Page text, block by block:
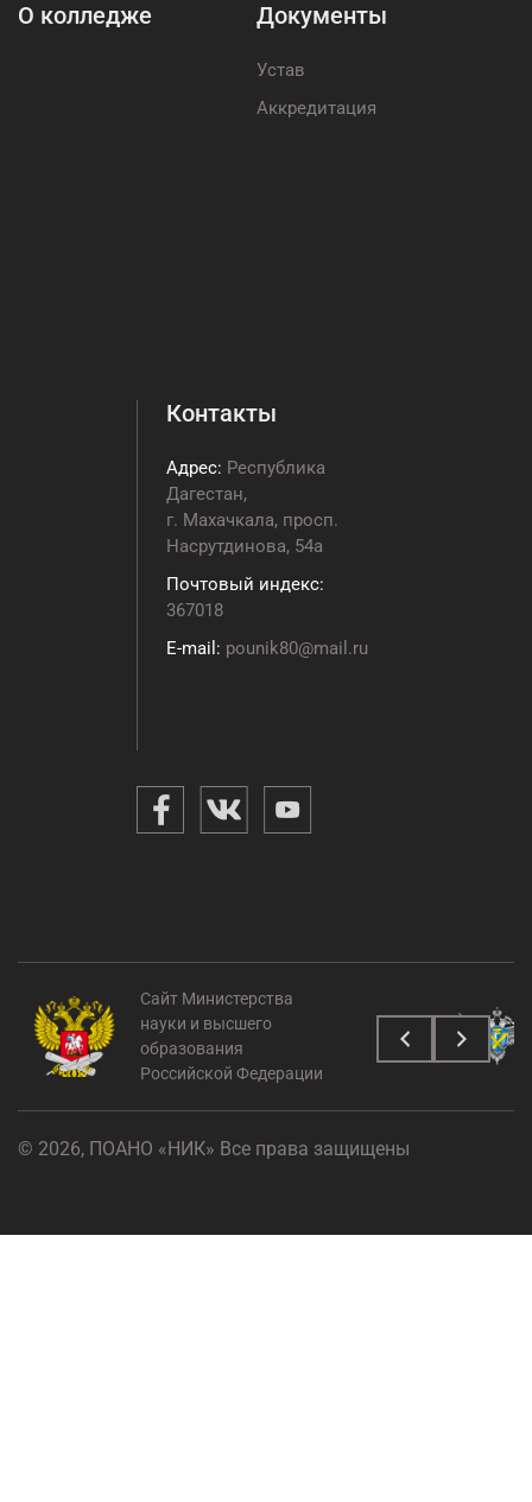
О колледже Документы
Устав
Аккредитация
Контакты
Адрес: Республика
Дагестан,
г. Махачкала, просп.
Насрутдинова, 54а
Почтовый индекс:
367018
E-mail: pounik80@mail.ru
Сайт Министерства
науки и высшего
образования
Российской Федерации
© 2026, ПОАНО «НИК» Все права защищены